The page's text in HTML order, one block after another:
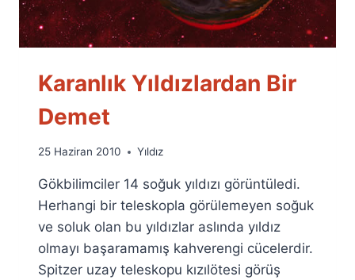
Karanlık Yıldızlardan Bir
Demet
By
Fuat
Özyar
25 Haziran 2010 Yıldız
Gökbilimciler 14 soğuk yıldızı görüntüledi.
Herhangi bir teleskopla görülemeyen soğuk
ve soluk olan bu yıldızlar aslında yıldız
olmayı başaramamış kahverengi cücelerdir.
Spitzer uzay teleskopu kızılötesi görüş